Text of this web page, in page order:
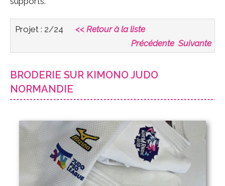
Projet : 2/24 << Retour à la liste
Précédente Suivante
BRODERIE SUR KIMONO JUDO
NORMANDIE